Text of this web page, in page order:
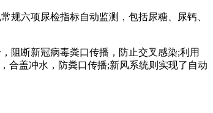
六项尿检指标自动监测，包括尿糖、尿钙、
阻断新冠病毒粪口传播，防止交叉感染;利用
合盖冲水，防粪口传播;新风系统则实现了自动